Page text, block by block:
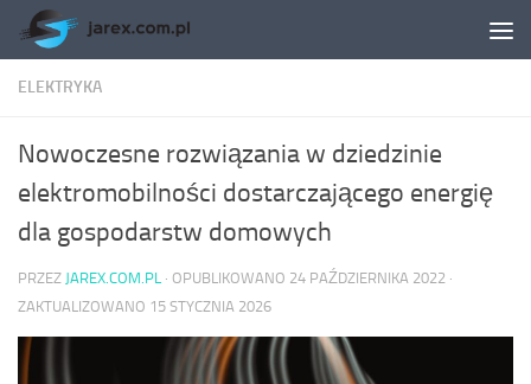
Skip to content
ELEKTRYKA
Nowoczesne rozwiązania w dziedzinie
elektromobilności dostarczającego energię
dla gospodarstw domowych
PRZEZ JAREX.COM.PL · OPUBLIKOWANO 24 PAŹDZIERNIKA 2022 ·
ZAKTUALIZOWANO 15 STYCZNIA 2026